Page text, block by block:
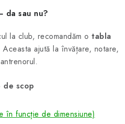
da sau nu?
la club, recomandăm o tabla
Aceasta ajută la învățare, notare,
de scop
în funcție de dimensiune)